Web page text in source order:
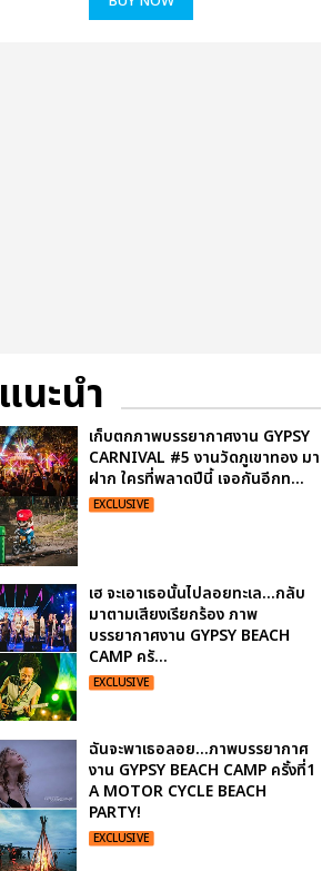
แนะนำ
เก็บตกภาพบรรยากาศงาน GYPSY
CARNIVAL #5 งานวัดภูเขาทอง มา
ฝาก ใครที่พลาดปีนี้ เจอกันอีกท...
EXCLUSIVE
เฮ จะเอาเธอนั้นไปลอยทะเล...กลับ
มาตามเสียงเรียกร้อง ภาพ
บรรยากาศงาน GYPSY BEACH
CAMP ครั...
EXCLUSIVE
ฉันจะพาเธอลอย...ภาพบรรยากาศ
งาน GYPSY BEACH CAMP ครั้งที่1
A MOTOR CYCLE BEACH
PARTY!
EXCLUSIVE